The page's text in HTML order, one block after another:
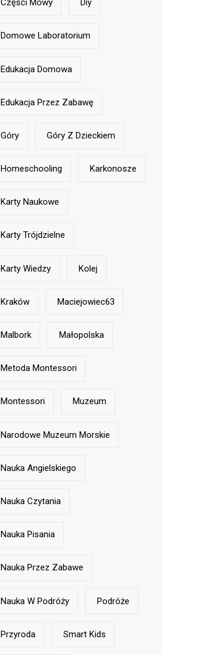
Części Mowy Diy
Domowe Laboratorium
Edukacja Domowa
Edukacja Przez Zabawę
Góry Góry Z Dzieckiem
Homeschooling Karkonosze
Karty Naukowe
Karty Trójdzielne
Karty Wiedzy Kolej
Kraków Maciejowiec63
Malbork Małopolska
Metoda Montessori
Montessori Muzeum
Narodowe Muzeum Morskie
Nauka Angielskiego
Nauka Czytania
Nauka Pisania
Nauka Przez Zabawe
Nauka W Podróży Podróże
Przyroda Smart Kids